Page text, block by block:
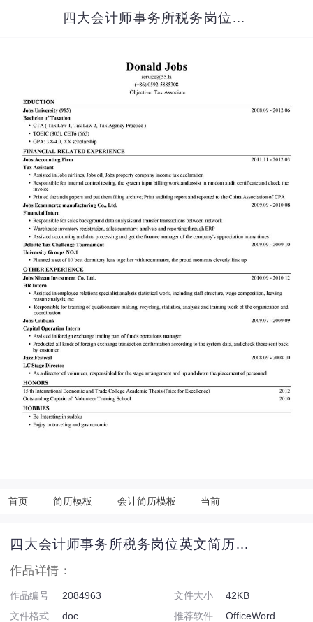
四大会计师事务所税务岗位英文简历模板（应届生初级岗位）
首页 简历模板 会计简历模板 当前
四大会计师事务所税务岗位英文简历模板（应届生初级岗位）
作品详情：
作品编号 2084963 文件大小
42KB
文件格式
doc 推荐软件
OfficeWord